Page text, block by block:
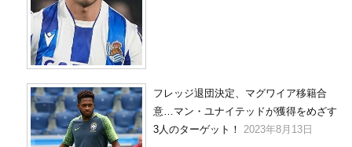
フレッジ退団決定、マグワイア移籍合
意…マン・ユナイテッドが獲得をめざす
3人のターゲット！
2023年8月13日